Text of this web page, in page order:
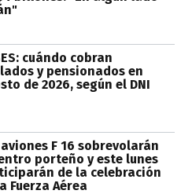
cuándo cobran
y pensionados en
de 2026, según el DNI
aviones F 16 sobrevolarán
porteño y este lunes
de la celebración
Fuerza Aérea